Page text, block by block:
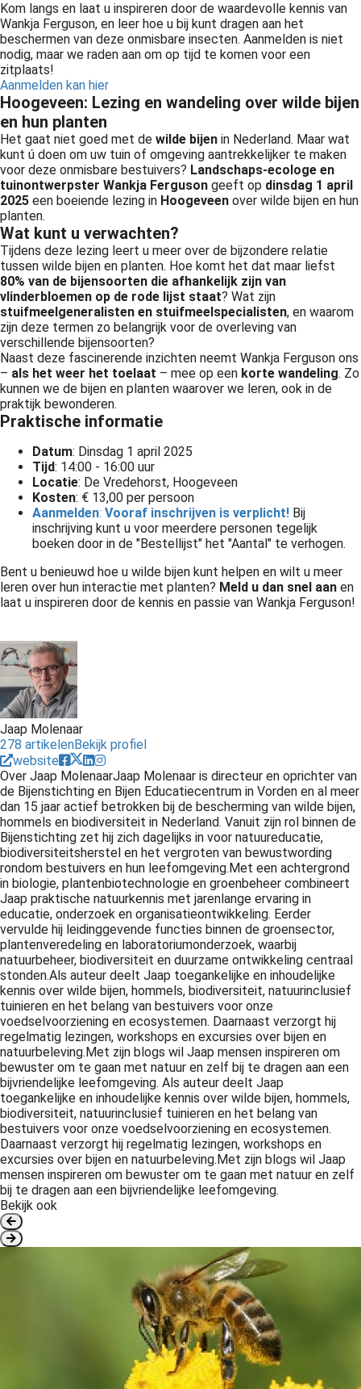
Kom langs en laat u inspireren door de waardevolle kennis van
Wankja Ferguson, en leer hoe u bij kunt dragen aan het
beschermen van deze onmisbare insecten. Aanmelden is niet
nodig, maar we raden aan om op tijd te komen voor een
zitplaats!
Aanmelden kan hier
Hoogeveen: Lezing en wandeling over wilde bijen
en hun planten
Het gaat niet goed met de wilde bijen in Nederland. Maar wat
kunt ú doen om uw tuin of omgeving aantrekkelijker te maken
voor deze onmisbare bestuivers? Landschaps-ecologe en
tuinontwerpster Wankja Ferguson geeft op dinsdag 1 april
2025 een boeiende lezing in Hoogeveen over wilde bijen en hun
planten.
Wat kunt u verwachten?
Tijdens deze lezing leert u meer over de bijzondere relatie
tussen wilde bijen en planten. Hoe komt het dat maar liefst
80% van de bijensoorten die afhankelijk zijn van
vlinderbloemen op de rode lijst staat? Wat zijn
stuifmeelgeneralisten en stuifmeelspecialisten, en waarom
zijn deze termen zo belangrijk voor de overleving van
verschillende bijensoorten?
Naast deze fascinerende inzichten neemt Wankja Ferguson ons
– als het weer het toelaat – mee op een korte wandeling. Zo
kunnen we de bijen en planten waarover we leren, ook in de
praktijk bewonderen.
Praktische informatie
Datum: Dinsdag 1 april 2025
Tijd: 14:00 - 16:00 uur
Locatie: De Vredehorst, Hoogeveen
Kosten: € 13,00 per persoon
Aanmelden: Vooraf inschrijven is verplicht! Bij
inschrijving kunt u voor meerdere personen tegelijk
boeken door in de "Bestellijst" het "Aantal" te verhogen.
Bent u benieuwd hoe u wilde bijen kunt helpen en wilt u meer
leren over hun interactie met planten? Meld u dan snel aan en
laat u inspireren door de kennis en passie van Wankja Ferguson!
Jaap Molenaar
278 artikelenBekijk profiel
website
Over Jaap MolenaarJaap Molenaar is directeur en oprichter van
de Bijenstichting en Bijen Educatiecentrum in Vorden en al meer
dan 15 jaar actief betrokken bij de bescherming van wilde bijen,
hommels en biodiversiteit in Nederland. Vanuit zijn rol binnen de
Bijenstichting zet hij zich dagelijks in voor natuureducatie,
biodiversiteitsherstel en het vergroten van bewustwording
rondom bestuivers en hun leefomgeving.Met een achtergrond
in biologie, plantenbiotechnologie en groenbeheer combineert
Jaap praktische natuurkennis met jarenlange ervaring in
educatie, onderzoek en organisatieontwikkeling. Eerder
vervulde hij leidinggevende functies binnen de groensector,
plantenveredeling en laboratoriumonderzoek, waarbij
natuurbeheer, biodiversiteit en duurzame ontwikkeling centraal
stonden.Als auteur deelt Jaap toegankelijke en inhoudelijke
kennis over wilde bijen, hommels, biodiversiteit, natuurinclusief
tuinieren en het belang van bestuivers voor onze
voedselvoorziening en ecosystemen. Daarnaast verzorgt hij
regelmatig lezingen, workshops en excursies over bijen en
natuurbeleving.Met zijn blogs wil Jaap mensen inspireren om
bewuster om te gaan met natuur en zelf bij te dragen aan een
bijvriendelijke leefomgeving. Als auteur deelt Jaap
toegankelijke en inhoudelijke kennis over wilde bijen, hommels,
biodiversiteit, natuurinclusief tuinieren en het belang van
bestuivers voor onze voedselvoorziening en ecosystemen.
Daarnaast verzorgt hij regelmatig lezingen, workshops en
excursies over bijen en natuurbeleving.Met zijn blogs wil Jaap
mensen inspireren om bewuster om te gaan met natuur en zelf
bij te dragen aan een bijvriendelijke leefomgeving.
Bekijk ook